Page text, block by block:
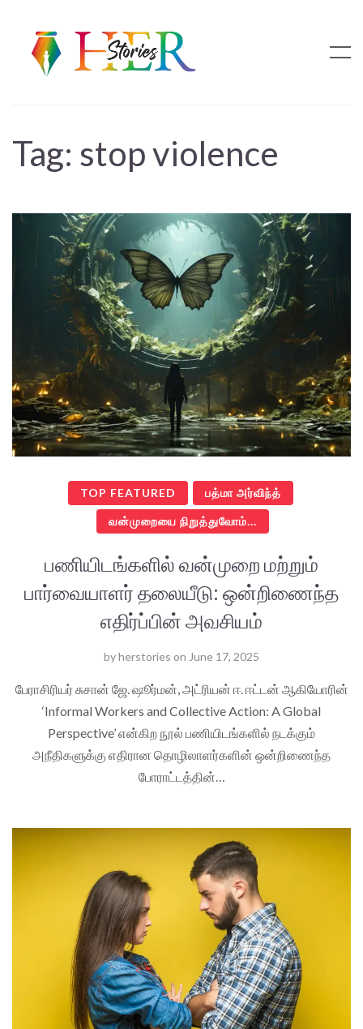
Tag: stop violence
TOP FEATURED பத்மா அர்விந்த்
வன்முறையை நிறுத்துவோம்...
பணியிடங்களில் வன்முறை மற்றும்
பார்வையாளர் தலையீடு: ஒன்றிணைந்த
எதிர்ப்பின் அவசியம்
byherstories on June 17, 2025
பேராசிரியர் சுசான் ஜே. ஷூர்மன், அட்ரியன் ஈ. ஈட்டன் ஆகியோரின்
‘Informal Workers and Collective Action: A Global
Perspective’ என்கிற நூல் பணியிடங்களில் நடக்கும்
அநீதிகளுக்கு எதிரான தொழிலாளர்களின் ஒன்றிணைந்த
போராட்டத்தின்…